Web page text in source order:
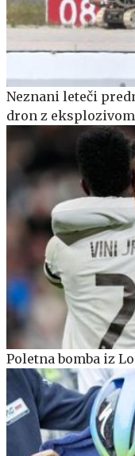
Neznani leteči
dron z eksplozivom
Poletna bomba iz